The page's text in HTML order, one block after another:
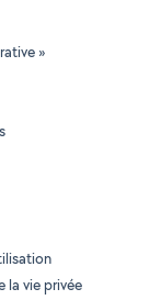
»
la vie privée